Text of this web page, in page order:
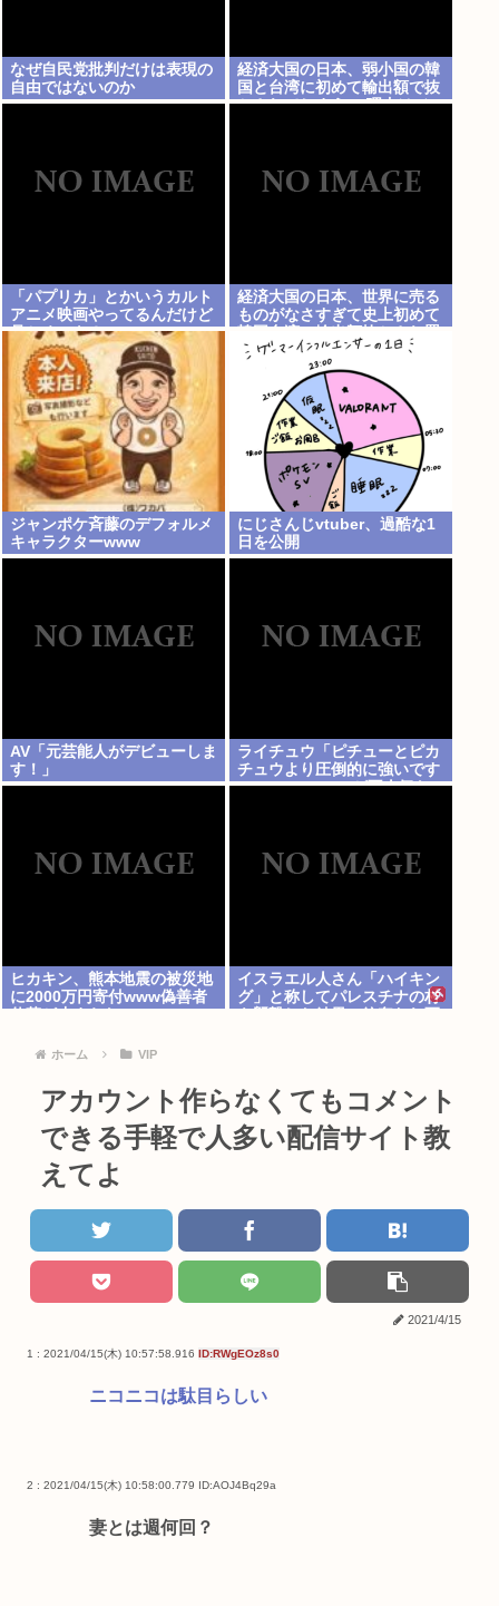
なぜ自民党批判だけは表現の
自由ではないのか
経済大国の日本、弱小国の韓
国と台湾に初めて輸出額で抜
かされてしまう… 理由はジャ
「パプリカ」とかいうカルト
アニメ映画やってるんだけど
見とくべき？
経済大国の日本、世界に売る
ものがなさすぎて史上初めて
韓国台湾に輸出額抜かされ置
いてけぼりwww
ジャンポケ斉藤のデフォルメ
キャラクターwww
にじさんじvtuber、過酷な1
日を公開
AV「元芸能人がデビューしま
す！」
ライチュウ「ピチューとピカ
チュウより圧倒的に強いです
www」←こいつが不人気な
ヒカキン、熊本地震の被災地
に2000万円寄付www偽善者
イスラエル人さん「ハイキン
グ」と称してパレスチナの村
ホーム VIP
アカウント作らなくてもコメント
できる手軽で人多い配信サイト教
えてよ
2021/4/15
1 : 2021/04/15(木) 10:57:58.916 ID:RWgEOz8s0
ニコニコは駄目らしい
2 : 2021/04/15(木) 10:58:00.779 ID:AOJ4Bq29a
妻とは週何回？